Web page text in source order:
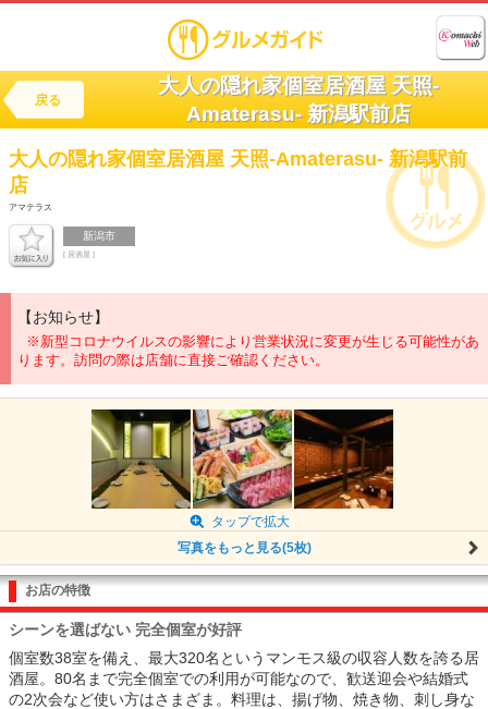
戻る
大人の隠れ家個室居酒屋 天照-
Amaterasu- 新潟駅前店
大人の隠れ家個室居酒屋 天照-Amaterasu- 新潟駅前
店
アマテラス
新潟市
[ 居酒屋 ]
【お知らせ】
※新型コロナウイルスの影響により営業状況に変更が生じる可能性があ
ります。訪問の際は店舗に直接ご確認ください。
タップで拡大
写真をもっと見る(5枚)
お店の特徴
シーンを選ばない 完全個室が好評
個室数38室を備え、最大320名というマンモス級の収容人数を誇る居
酒屋。80名まで完全個室での利用が可能なので、歓送迎会や結婚式
の2次会など使い方はさまざま。料理は、揚げ物、焼き物、刺し身な